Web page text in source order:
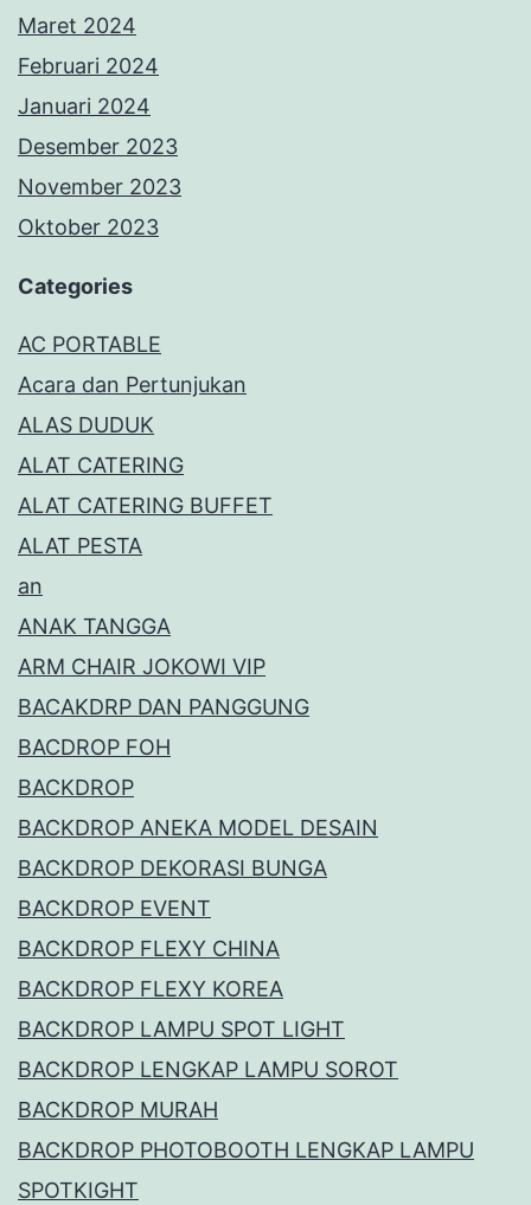
Maret 2024
Februari 2024
Januari 2024
Desember 2023
November 2023
Oktober 2023
Categories
AC PORTABLE
Acara dan Pertunjukan
ALAS DUDUK
ALAT CATERING
ALAT CATERING BUFFET
ALAT PESTA
an
ANAK TANGGA
ARM CHAIR JOKOWI VIP
BACAKDRP DAN PANGGUNG
BACDROP FOH
BACKDROP
BACKDROP ANEKA MODEL DESAIN
BACKDROP DEKORASI BUNGA
BACKDROP EVENT
BACKDROP FLEXY CHINA
BACKDROP FLEXY KOREA
BACKDROP LAMPU SPOT LIGHT
BACKDROP LENGKAP LAMPU SOROT
BACKDROP MURAH
BACKDROP PHOTOBOOTH LENGKAP LAMPU
SPOTKIGHT